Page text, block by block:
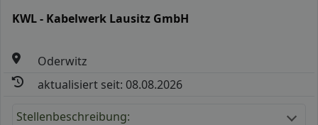
KWL - Kabelwerk Lausitz GmbH
Oderwitz
aktualisiert seit: 08.08.2026
Stellenbeschreibung: